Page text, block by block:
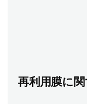
再利用膜に